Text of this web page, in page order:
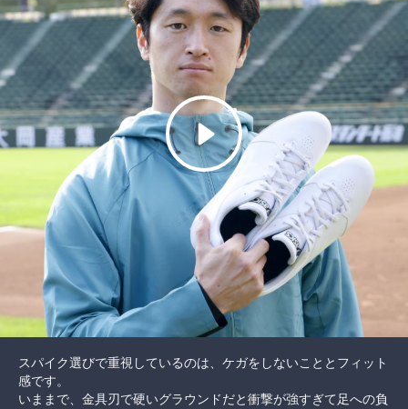
スパイク選びで重視しているのは、ケガをしないこととフィット
感です。
いままで、金具刃で硬いグラウンドだと衝撃が強すぎて足への負